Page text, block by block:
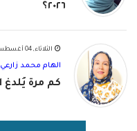
٢٠٢٦؟
الثلاثاء, 04 أغسطس 2026
الهام محمد زارعي
كم مرة يُلدغ الوطن؟